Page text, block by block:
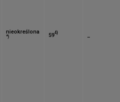
nieokreślona
*) 594)